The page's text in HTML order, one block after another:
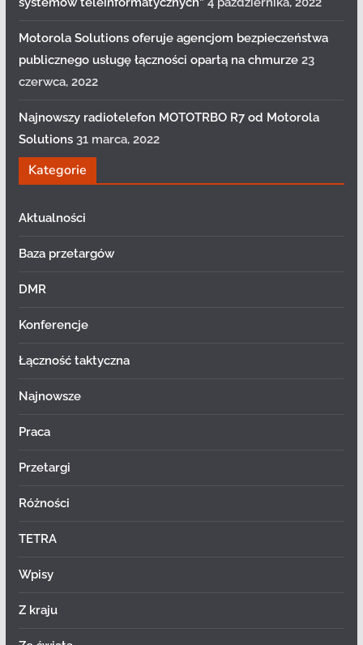
Motorola Solutions oferuje agencjom bezpieczeństwa
publicznego usługę łączności opartą na chmurze 23
czerwca, 2022
Najnowszy radiotelefon MOTOTRBO R7 od Motorola
Solutions 31 marca, 2022
Kategorie
Aktualności
Baza przetargów
DMR
Konferencje
Łączność taktyczna
Najnowsze
Praca
Przetargi
Różności
TETRA
Wpisy
Z kraju